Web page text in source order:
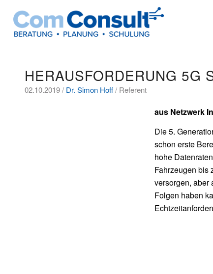
HERAUSFORDERUNG 5G
02.10.2019 / Dr. Simon Hoff/ Referent
aus Netzwerk
Die 5.
schon erste
hohe
Fahrzeugen bis
versorgen, aber
Folgen haben